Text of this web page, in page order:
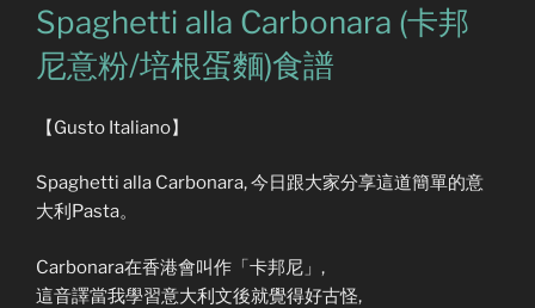
Spaghetti alla Carbonara (卡邦
尼意粉/培根蛋麵)食譜
【Gusto Italiano】
Spaghetti alla Carbonara, 今日跟大家分享這道簡單的意
大利Pasta。
Carbonara在香港會叫作「卡邦尼」,
這音譯當我學習意大利文後就覺得好古怪,